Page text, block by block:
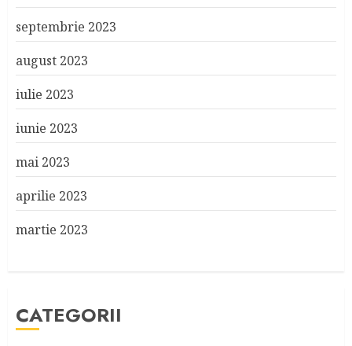
septembrie 2023
august 2023
iulie 2023
iunie 2023
mai 2023
aprilie 2023
martie 2023
CATEGORII